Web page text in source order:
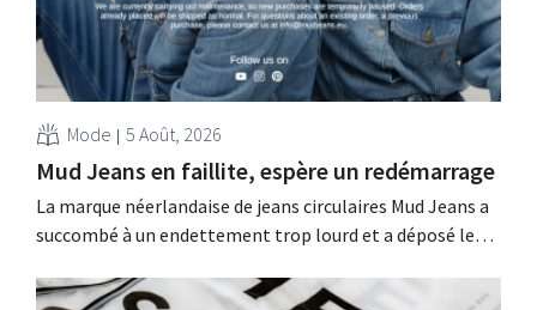
Mode 5 Août, 2026
Mud Jeans en faillite, espère un redémarrage
La marque néerlandaise de jeans circulaires Mud Jeans a
succombé à un endettement trop lourd et a déposé le
l'histoire ne s'arrête pas là.